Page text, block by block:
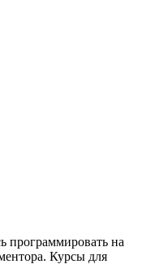
программировать на
Курсы для